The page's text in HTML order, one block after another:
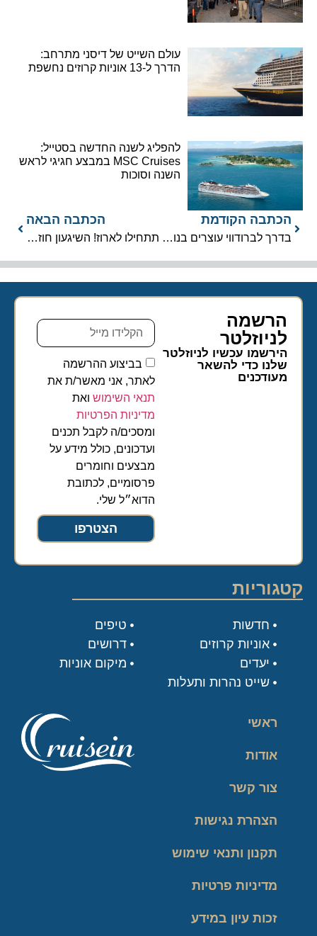
עולם השייט של דיסני מתרחב:
הדרך ל-13 אוניות קרוזים נחשפת
להפליג לשנה החדשה בסטייל:
MSC Cruises במבצע חגיגי לראש
השנה וסוכות
הכתבה הקודמת
בדרך לברודווי עוצרים בנורוויג’ן קרוז ליין
הכתבה הבאה
תתחילו לארוז! השיגעון חוזר – טיסה זוגית למיאמי וחופשת קרוז מתנה
הרשמה
לניוזלטר​
הירשמו עכשיו לניוזלטר
שלנו כדי להשאר
מעודכנים
בביצוע ההרשמה
לאתר, אני מאשר/ת את
תנאי השימושואת
מדיניות הפרטיות
ומסכים/ה לקבל תכנים
ועדכונים, כולל מידע על
מבצעים וחומרים
פרסומיים, לכתובת
הדוא״ל שלי.
הצטרפו
ראשי
אודות
צור קשר
הצהרת נגישות
תקנון ותנאי שימוש
מדיניות פרטיות
זכות עיון במידע
קטגוריות
טיפים
דרושים
מיקום אוניות
חדשות
אוניות קרוזים
יעדים
שייט נהרות ותעלות